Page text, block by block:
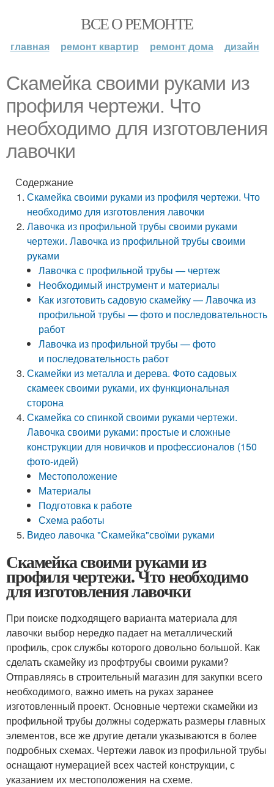
ВСЕ О РЕМОНТЕ
главная ремонт квартир ремонт дома дизайн
Скамейка своими руками из
профиля чертежи. Что
необходимо для изготовления
лавочки
Содержание
Скамейка своими руками из профиля чертежи. Что
необходимо для изготовления лавочки
Лавочка из профильной трубы своими руками
чертежи. Лавочка из профильной трубы своими
руками
Лавочка с профильной трубы — чертеж
Необходимый инструмент и материалы
Как изготовить садовую скамейку — Лавочка из
профильной трубы — фото и последовательность
работ
Лавочка из профильной трубы — фото
и последовательность работ
Скамейки из металла и дерева. Фото садовых
скамеек своими руками, их функциональная
сторона
Скамейка со спинкой своими руками чертежи.
Лавочка своими руками: простые и сложные
конструкции для новичков и профессионалов (150
фото-идей)
Местоположение
Материалы
Подготовка к работе
Схема работы
Видео лавочка "Скамейка"своїми руками
Скамейка своими руками из
профиля чертежи. Что необходимо
для изготовления лавочки
При поиске подходящего варианта материала для
лавочки выбор нередко падает на металлический
профиль, срок службы которого довольно большой. Как
сделать скамейку из профтрубы своими руками?
Отправляясь в строительный магазин для закупки всего
необходимого, важно иметь на руках заранее
изготовленный проект. Основные чертежи скамейки из
профильной трубы должны содержать размеры главных
элементов, все же другие детали указываются в более
подробных схемах. Чертежи лавок из профильной трубы
оснащают нумерацией всех частей конструкции, с
указанием их местоположения на схеме.